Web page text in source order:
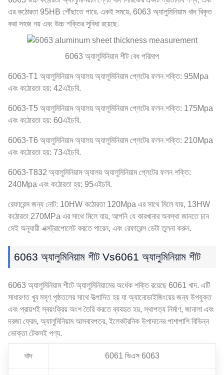
এর কঠোরতা 95HB পৌঁছাতে পারে. একই সময়ে, 6063 অ্যালুমিনিয়াম খাদ বিকৃত
করা সহজ নয় এবং উচ্চ শক্তির সুবিধা রয়েছে.
6063 অ্যালুমিনিয়াম শীট বেধ পরিমাপ
6063-T1 অ্যালুমিনিয়াম অ্যালয় অ্যালুমিনিয়াম প্লেটের ফলন শক্তি: 95Mpa
এবং কঠোরতা হয়: 42এইচবি.
6063-T5 অ্যালুমিনিয়াম অ্যালয় অ্যালুমিনিয়াম প্লেটের ফলন শক্তি: 175Mpa
এবং কঠোরতা হয়: 60এইচবি.
6063-T6 অ্যালুমিনিয়াম অ্যালয় অ্যালুমিনিয়াম প্লেটের ফলন শক্তি: 210Mpa
এবং কঠোরতা হয়: 73এইচবি.
6063-T832 অ্যালুমিনিয়াম অ্যালয় অ্যালুমিনিয়াম প্লেটের ফলন শক্তি:
240Mpa এবং কঠোরতা হয়: 95এইচবি.
রেফারেন্স জন্য নোট: 10HW কঠোরতা 120Mpa এর সাথে মিলে যায়, 13HW
কঠোরতা 270MPa এর সাথে মিলে যায়, আপনি যে কারখানার অবস্থা জানতে চান
সেই অনুযায়ী এক্সট্রাপোলেট করতে পারেন, এবং রেফারেন্স ডেটা তুলনা করুন.
6063 অ্যালুমিনিয়াম শীট Vs6061 অ্যালুমিনিয়াম শীট
6063 অ্যালুমিনিয়াম শীটে অ্যালুমিনিয়ামের অর্ধেক শক্তি রয়েছে 6061 খাদ. এটি
সাধারণত খুব মসৃণ পৃষ্ঠতলের সাথে উত্পাদিত হয় যা অ্যানোডাইজিংয়ের জন্য উপযুক্ত
এবং প্রায়শই স্বয়ংক্রিয় অংশ তৈরি করতে ব্যবহৃত হয়, স্থাপত্য নির্মাণ, জানালা এবং
দরজা ফ্রেম, অ্যালুমিনিয়াম আসবাবপত্র, ইলেকট্রনিক উপাদানের পাশাপাশি বিভিন্ন
ভোক্তা টেকসই পণ্য.
খাদ 6061 ভিএস 6063